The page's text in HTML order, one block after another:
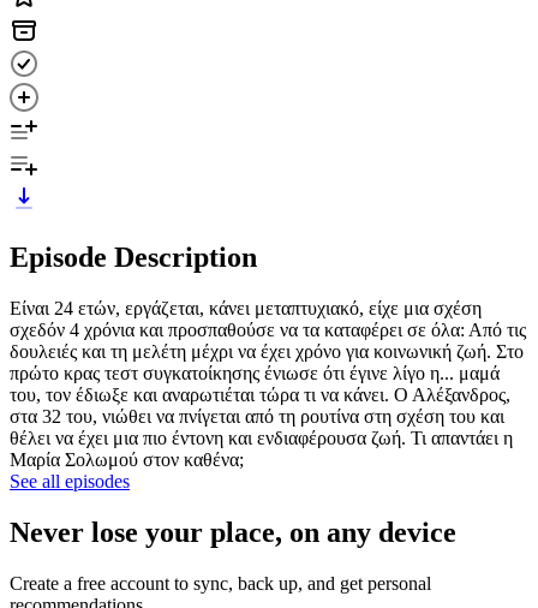
Episode Description
Είναι 24 ετών, εργάζεται, κάνει μεταπτυχιακό, είχε μια σχέση
σχεδόν 4 χρόνια και προσπαθούσε να τα καταφέρει σε όλα: Από τις
δουλειές και τη μελέτη μέχρι να έχει χρόνο για κοινωνική ζωή. Στο
πρώτο κρας τεστ συγκατοίκησης ένιωσε ότι έγινε λίγο η... μαμά
του, τον έδιωξε και αναρωτιέται τώρα τι να κάνει. Ο Αλέξανδρος,
στα 32 του, νιώθει να πνίγεται από τη ρουτίνα στη σχέση του και
θέλει να έχει μια πιο έντονη και ενδιαφέρουσα ζωή. Τι απαντάει η
Μαρία Σολωμού στον καθένα;
See all episodes
Never lose your place, on any device
Create a free account to sync, back up, and get personal